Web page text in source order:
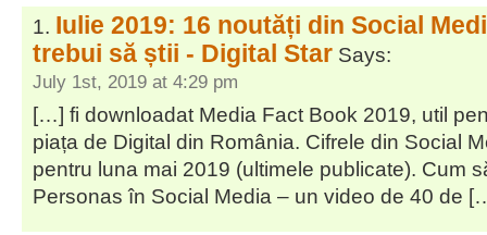
Iulie 2019: 16 noutăți din Social
trebui să știi - Digital Star Says:
July 1st, 2019 at 4:29 pm
[…] fi downloadat Media Fact Book 2019, util
piața de Digital din România. Cifrele din Social
pentru luna mai 2019 (ultimele publicate). Cum
Personas în Social Media – un video de 40 de